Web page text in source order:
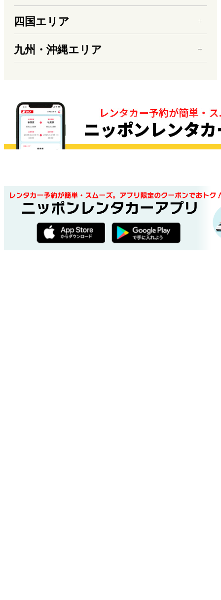
四国エリア
九州・沖縄エリア